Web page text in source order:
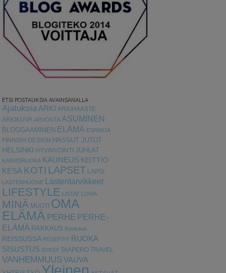
ETSI POSTAUKSIA AVAINSANALLA
Ajatuksia ARKI ARKIHAASTE
ARKIKUVA ARVONTA ASUMINEN
BLOGGAAMINEN ELÄMÄ ESPANJA
FINNISH DESIGN HASSUT JUTUT
HELSINKI HYVINVOINTI JUHLAT
KASVISRUOKA KAUNEUS KEITTIÖ
KESÄ KOTI LAPSET LAPSI
LASTENHUONE Lastentarvikkeet
LIFESTYLE LISTAT LOMA
MINÄ MUOTI OMA
ELÄMÄ PERHE PERHE-
ELÄMÄ RAKKAUS Raskaus
REISSUSSA RESEPTIT RUOKA
SISUSTUS SYKSY TAAPERO TRAVEL
VANHEMMUUS VAUVA